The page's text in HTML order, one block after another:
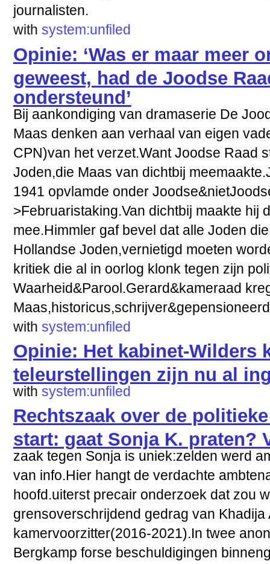
journalisten.
with system:unfiled
Opinie: ‘Was er maar meer
geweest, had de Joodse
ondersteund’
Bij aankondiging van dramaserie De
Maas denken aan verhaal van eigen
CPN)van het verzet.Want Joodse Raad
Joden,die Maas van dichtbij
1941 opvlamde onder
>Februaristaking.Van dichtbij maakte hij
mee.Himmler gaf bevel dat alle Joden
Hollandse Joden,vernietigd moeten
kritiek die al in oorlog klonk tegen zijn
Waarheid&Parool.Gerard&kameraad
with system:unfiled
Opinie: Het kabinet-Wilders
teleurstellingen zijn nu al
with system:unfiled
Rechtszaak over de
start: gaat Sonja K. praten?
zaak tegen Sonja is uniek:zelden werd
van info.Hier hangt de verdachte
hoofd.uiterst precair onderzoek dat zou
grensoverschrijdend gedrag van
kamervoorzitter(2016-2021).In twee
Bergkamp forse beschuldigingen